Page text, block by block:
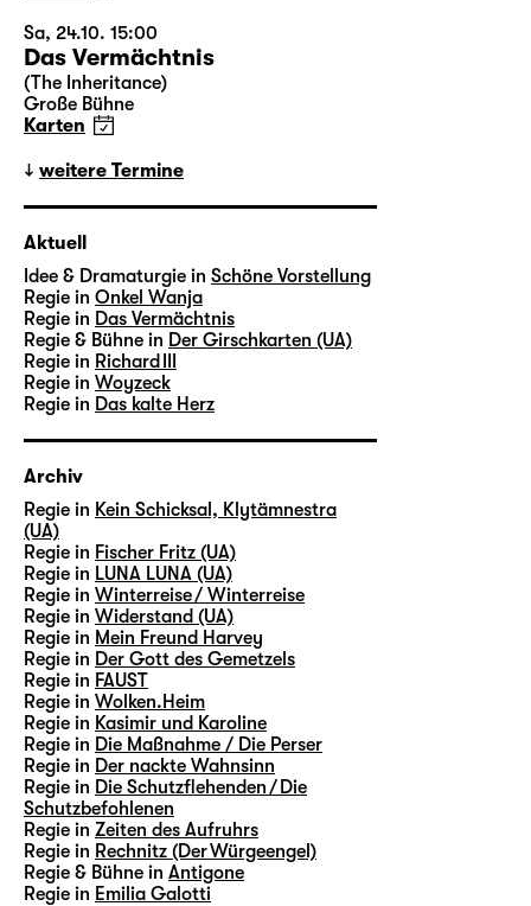
Sa, 24.10. 15:00
Das Vermächtnis
(The Inheritance)
Große Bühne
Karten
weitere Termine
Aktuell
Idee & Dramaturgie in Schöne Vorstellung
Regie in Onkel Wanja
Regie in Das Vermächtnis
Regie & Bühne in Der Girschkarten (UA)
Regie in Richard III
Regie in Woyzeck
Regie in Das kalte Herz
Archiv
Regie in Kein Schicksal, Klytämnestra
(UA)
Regie in Fischer Fritz (UA)
Regie in LUNA LUNA (UA)
Regie in Winterreise / Winterreise
Regie in Widerstand (UA)
Regie in Mein Freund Harvey
Regie in Der Gott des Gemetzels
Regie in FAUST
Regie in Wolken.Heim
Regie in Kasimir und Karoline
Regie in Die Maßnahme / Die Perser
Regie in Der nackte Wahnsinn
Regie in Die Schutzflehenden / Die
Schutzbefohlenen
Regie in Zeiten des Aufruhrs
Regie in Rechnitz (Der Würgeengel)
Regie & Bühne in Antigone
Regie in Emilia Galotti